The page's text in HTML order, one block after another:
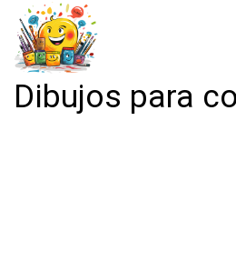
Dibujos para